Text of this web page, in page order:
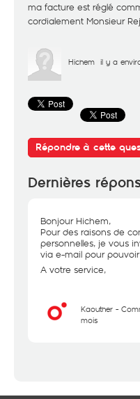
ma facture est réglé
cordialement Monsieur
Hichem il y a
Répondre à cette
Dernières
Bonjour Hichem,
Pour des raisons de
personnelles, je vous
via e-mail pour
A votre service,
Kaouther -
mois